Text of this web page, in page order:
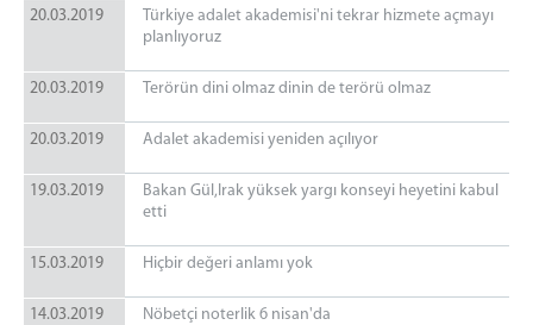
20.03.2019
Türkiye adalet akademisi'ni tekrar hizmete açmayı
planlıyoruz
20.03.2019 Terörün dini olmaz dinin de terörü olmaz
20.03.2019 Adalet akademisi yeniden açılıyor
19.03.2019
Bakan Gül,Irak yüksek yargı konseyi heyetini kabul
etti
15.03.2019 Hiçbir değeri anlamı yok
14.03.2019 Nöbetçi noterlik 6 nisan'da